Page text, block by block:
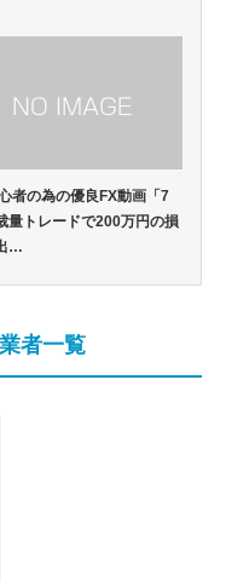
者の為の優良FX動画「7
量トレードで200万円の損
…
者一覧